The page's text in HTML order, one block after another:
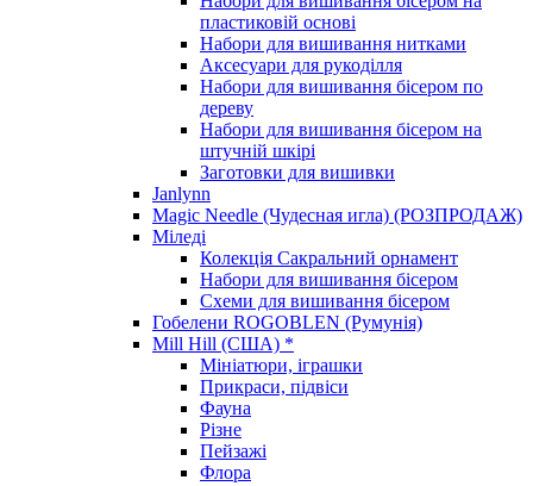
пластиковій основі
Набори для вишивання нитками
Аксесуари для рукоділля
Набори для вишивання бісером по
дереву
Набори для вишивання бісером на
штучній шкірі
Заготовки для вишивки
Janlynn
Magic Needle (Чудесная игла) (РОЗПРОДАЖ)
Міледі
Колекція Сакральний орнамент
Набори для вишивання бісером
Схеми для вишивання бісером
Гобелени ROGOBLEN (Румунія)
Mill Hill (США) *
Мініатюри, іграшки
Прикраси, підвіси
Фауна
Різне
Пейзажі
Флора